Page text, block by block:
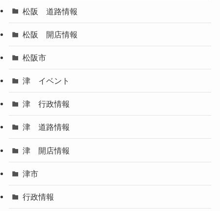
松阪 道路情報
松阪 開店情報
松阪市
津 イベント
津 行政情報
津 道路情報
津 開店情報
津市
行政情報